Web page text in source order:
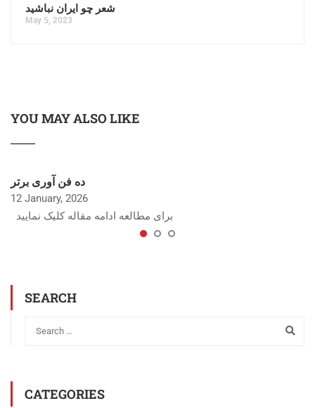
شعر چو ایران نباشید
May 5, 2023
YOU MAY ALSO LIKE
ده فن آوری برتر
12 January, 2026
SEARCH
CATEGORIES